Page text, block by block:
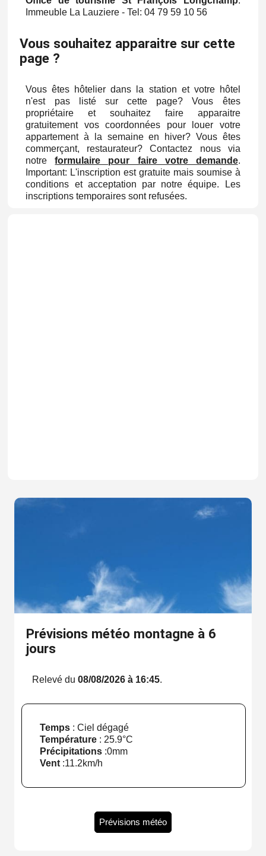
Immeuble La Lauziere - Tel: 04 79 59 10 56
Vous souhaitez apparaitre sur cette
page ?
Vous êtes hôtelier dans la station et votre hôtel
n'est pas listé sur cette page? Vous êtes
propriétaire et souhaitez faire apparaitre
gratuitement vos coordonnées pour louer votre
appartement à la semaine en hiver? Vous êtes
commerçant, restaurateur? Contactez nous via
notreformulaire pour faire votre demande.
Important: L'inscription est gratuite mais soumise à
conditions et acceptation par notre équipe. Les
inscriptions temporaires sont refusées.
Prévisions météo montagne à 6
jours
Relevé du 08/08/2026 à 16:45.
Temps: Ciel dégagé
Température: 25.9°C
Précipitations:0mm
Vent:11.2km/h
Prévisions météo